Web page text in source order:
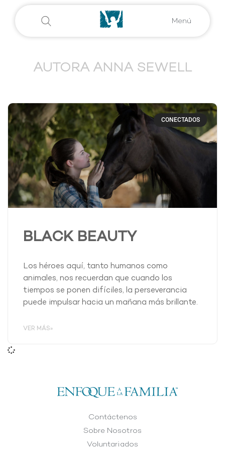
Menú
AUTORA ANNA SEWELL
CONECTADOS
BLACK BEAUTY
Los héroes aquí, tanto humanos como
animales, nos recuerdan que cuando los
tiempos se ponen difíciles, la perseverancia
puede impulsar hacia un mañana más brillante.
VER MÁS»
Contáctenos
Sobre Nosotros
Voluntariados